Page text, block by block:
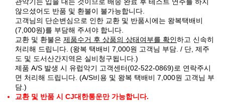
않으셨어도 반품 및 환불이 불가능합니다.
고객님의 단순변심으로 인한 교환 및 반품시에는 왕복택배비
(7,000원)를 부담해 주셔야 합니다.
교환 및 환불은 제품수거 후 상품의 상태여부를 확인하고 신속히
처리해 드립니다. (왕복 택배비 7,000원 고객님 부담. / 단, 제주
도 및 도서산간지역은 실비청구됩니다.)
제품 A/S 발생 시 유럽악기 고객센터(02-522-0869)로 연락주시
면 처리해 드립니다. (A/S비용 및 왕복 택배비 7,000원 고객님 부
담.)
교환 및 반품 시 CJ대한통운만 가능합니다.